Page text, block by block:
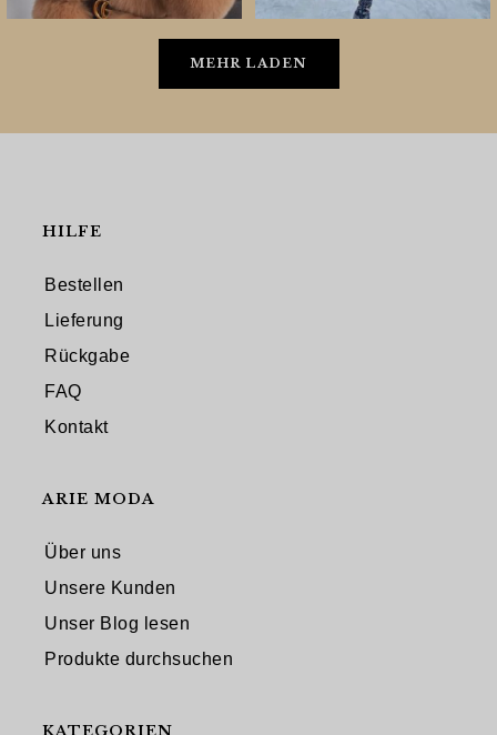
MEHR LADEN
HILFE
Bestellen
Lieferung
Rückgabe
FAQ
Kontakt
ARIE MODA
Über uns
Unsere Kunden
Unser Blog lesen
Produkte durchsuchen
KATEGORIEN